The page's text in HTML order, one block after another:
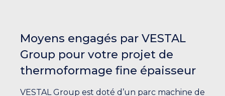
Moyens engagés par VESTAL
Group pour votre projet de
thermoformage fine épaisseur
VESTAL Group est doté d’un parc machine de